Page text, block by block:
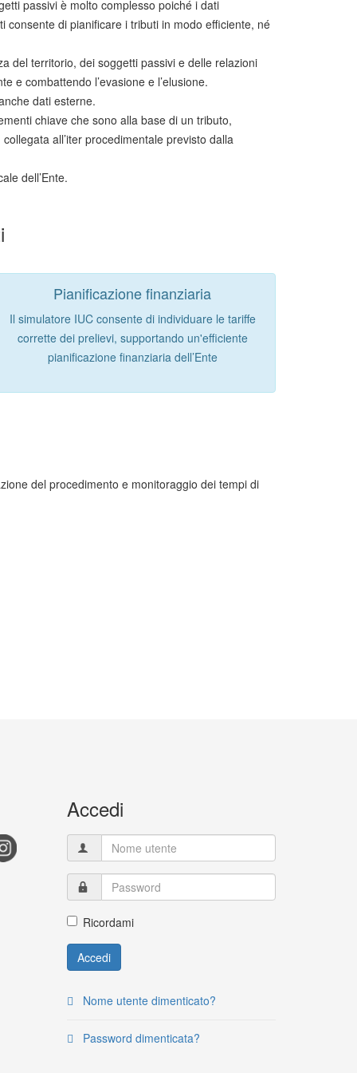
passivi è molto complesso poiché i dati
consente di pianificare i tributi in modo efficiente, né
del territorio, dei soggetti passivi e delle relazioni
e combattendo l’evasione e l’elusione.
dati esterne.
chiave che sono alla base di un tributo,
all’iter procedimentale previsto dalla
dell’Ente.
Pianificazione finanziaria
Il simulatore IUC consente di individuare le tariffe
corrette dei prelievi, supportando un'efficiente
pianificazione finanziaria dell’Ente
del procedimento e monitoraggio dei tempi di
Accedi
Ricordami
Accedi
Nome utente dimenticato?
Password dimenticata?